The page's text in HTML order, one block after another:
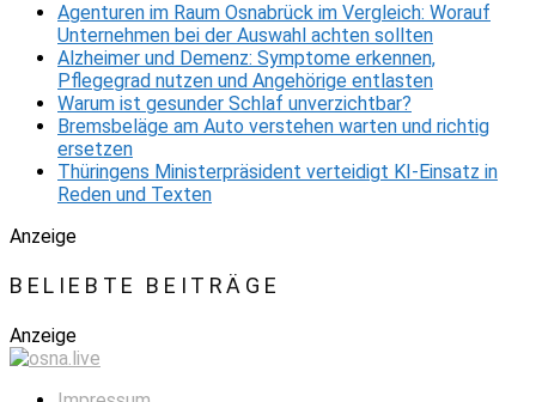
Agenturen im Raum Osnabrück im Vergleich: Worauf
Unternehmen bei der Auswahl achten sollten
Alzheimer und Demenz: Symptome erkennen,
Pflegegrad nutzen und Angehörige entlasten
Warum ist gesunder Schlaf unverzichtbar?
Bremsbeläge am Auto verstehen warten und richtig
ersetzen
Thüringens Ministerpräsident verteidigt KI-Einsatz in
Reden und Texten
Anzeige
BELIEBTE BEITRÄGE
Anzeige